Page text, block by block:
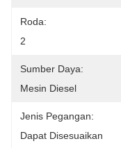
Roda:
2
Sumber Daya:
Mesin Diesel
Jenis Pegangan:
Dapat Disesuaikan